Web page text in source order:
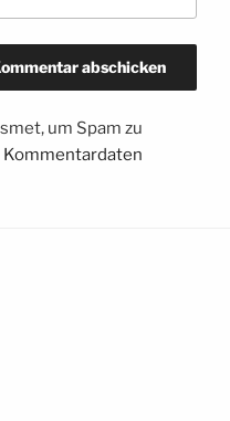
um Spam zu
Kommentardaten